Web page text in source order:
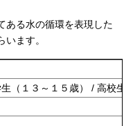
ある水の循環を表現した
ます。
（１３～１５歳） / 高校